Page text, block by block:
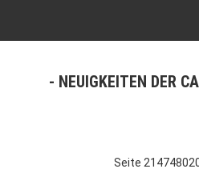
NEUIGKEITEN DER
Seite